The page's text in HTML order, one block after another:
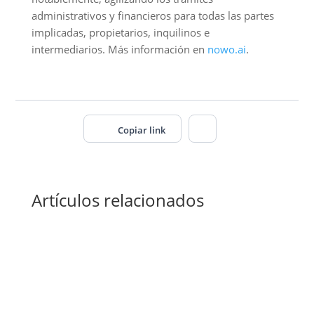
administrativos y financieros para todas las partes
implicadas, propietarios, inquilinos e
intermediarios. Más información en nowo.ai.
Copiar link
Artículos relacionados